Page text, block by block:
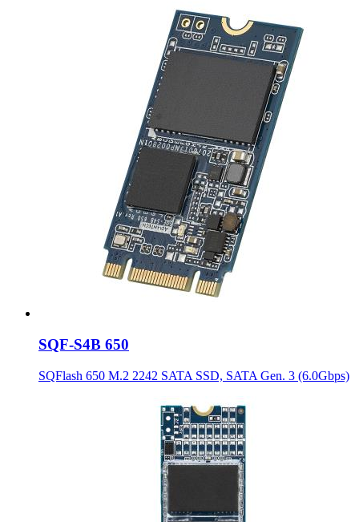
SQF-S4B 650
SQFlash 650 M.2 2242 SATA SSD, SATA Gen. 3 (6.0Gbps)